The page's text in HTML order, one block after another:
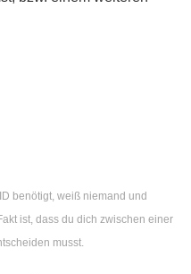
benötigt, weiß niemand und
ist, dass du dich zwischen einer
musst.